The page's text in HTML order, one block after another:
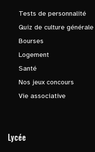
Tests de personnalité
Quiz de culture générale
Bourses
Logement
Santé
Nos jeux concours
Vie associative
Lycée